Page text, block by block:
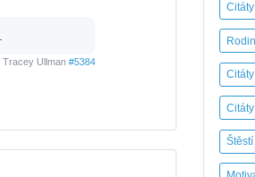
Tracey Ullman #5384